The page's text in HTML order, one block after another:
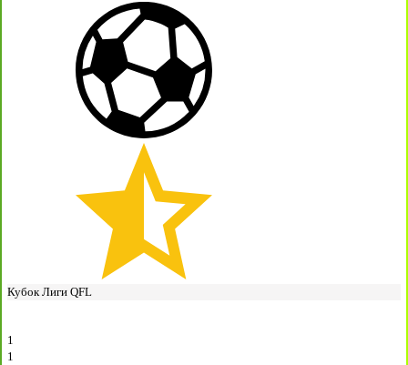
Кубок Лиги QFL
1
1